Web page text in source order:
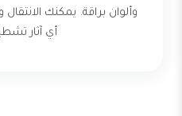
وألوان براقة. يمكنك
أي آثار